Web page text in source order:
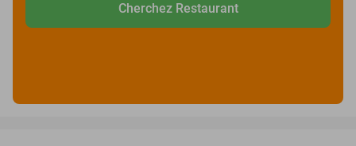
Cherchez Restaurant